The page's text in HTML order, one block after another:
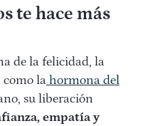
te hace más
de la felicidad, la
la hormona del
su liberación
empatía y